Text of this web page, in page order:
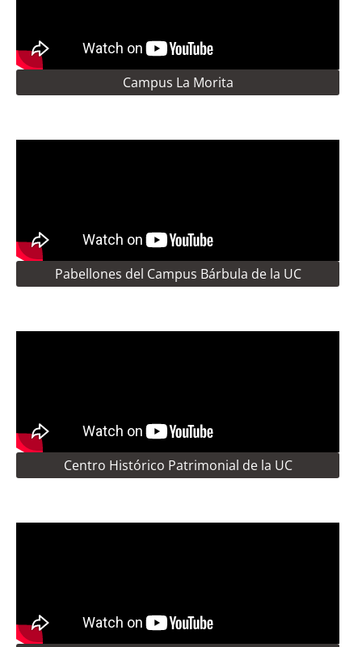
Campus La Morita
Pabellones del Campus Bárbula de la UC
Centro Histórico Patrimonial de la UC